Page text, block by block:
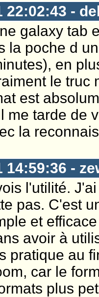
22:02:43 -
galaxy tab
la poche d
en
le truc
est
me tarde de
la
14:59:36 -
l'utilité.
pas. C'est
et
avoir à
pratique au
car le
plus